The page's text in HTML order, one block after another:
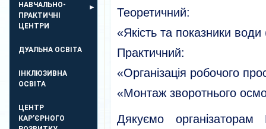
НАВЧАЛЬНО-
ПРАКТИЧНІ
ЦЕНТРИ
ДУАЛЬНА ОСВІТА
ІНКЛЮЗИВНА
ОСВІТА
ЦЕНТР
КАР’ЄРНОГО
Теоретичний:
«Якість та показники
Практичний:
«Організація робочого
«Монтаж зворотнього
Дякуємо